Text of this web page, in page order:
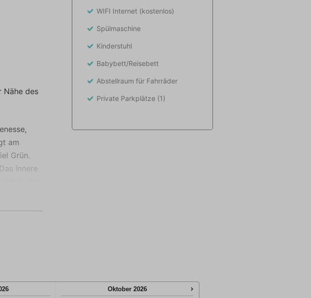
Technologien, um den Website-
zugeschnitten und relevant
Nähe des
am
Grün.
Innere
Dies
WIFI Internet (kostenlos)
Spülmaschine
Kinderstuhl
Babybett/Reisebett
Abstellraum für Fahrräder
Private Parkplätze (1)
Oktober 2026